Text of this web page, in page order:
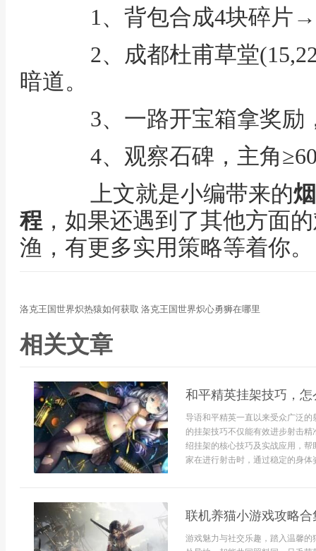
1、背包合成4块碎片→
2、成都杜甫草堂
暗道。
3、一路开宝箱拿奖励
4、观察石碑，主角≥60
上文就是小编带来的
程 ，如果还遇到了其他方面
渔，有更多实用策略等着你。
洛克王国世界炽热猿如何获取 洛克王国世界炽心勇狮在哪里
相关文章
和平精英挂架技巧，
导语和平精英一直以来受众广泛
的挂架技巧不仅能有效进步射击
绍挂架的核心技巧及实战应用，
家在进行射击时，通过稳定的身
联机养猫小游戏攻略
游戏魅力与社交乐趣，踏入温馨